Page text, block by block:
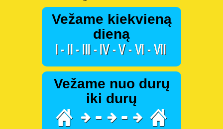
Vežame kiekvieną
dieną
Vežame nuo durų
iki durų